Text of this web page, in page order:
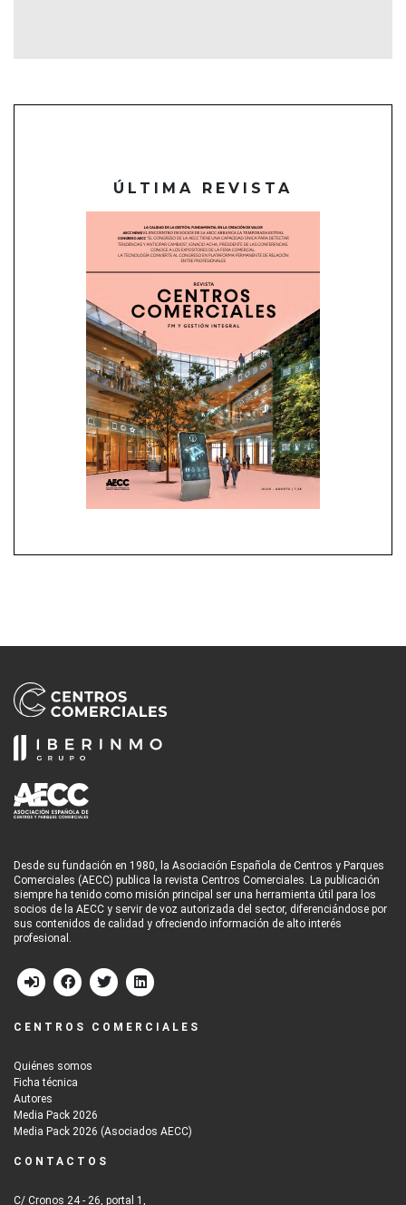
ÚLTIMA REVISTA
Desde su fundación en 1980, la Asociación Española de Centros y Parques
Comerciales (AECC) publica la revista Centros Comerciales. La publicación
siempre ha tenido como misión principal ser una herramienta útil para los
socios de la AECC y servir de voz autorizada del sector, diferenciándose por
sus contenidos de calidad y ofreciendo información de alto interés
profesional.
CENTROS COMERCIALES
Quiénes somos
Ficha técnica
Autores
Media Pack 2026
Media Pack 2026 (Asociados AECC)
CONTACTOS
C/ Cronos 24 - 26, portal 1,